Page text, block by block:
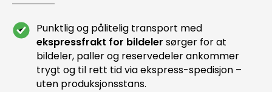
Punktlig og pålitelig transport med
ekspressfrakt for bildeler sørger for at
bildeler, paller og reservedeler ankommer
trygt og til rett tid via ekspress-spedisjon –
uten produksjonsstans.